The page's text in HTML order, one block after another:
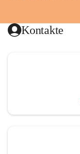
Kontakte